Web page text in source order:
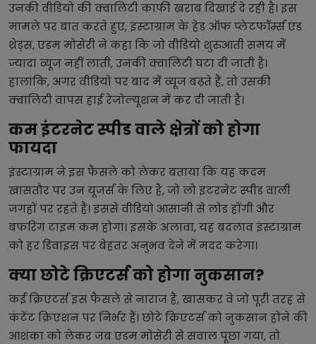
उनकी वीडियो की क्वालिटी काफी खराब दिखाई दे रही है। इस
मामले पर बात करते हुए, इंस्टाग्राम के हेड ऑफ प्लेटफॉर्म्स एंड
थ्रेड्स, एडम मोसेरी ने कहा कि जो वीडियो शुरुआती समय में
ज्यादा व्यूज नहीं लाती, उनकी क्वालिटी घटा दी जाती है।
हालांकि, अगर वीडियो पर बाद में व्यूज बढ़ते हैं, तो उसकी
क्वालिटी वापस हाई रेजोल्यूशन में कर दी जाती है।
कम इंटरनेट स्पीड वाले क्षेत्रों को होगा
फायदा
इंस्टाग्राम ने इस फैसले को लेकर बताया कि यह कदम
खासतौर पर उन यूजर्स के लिए है, जो लो इंटरनेट स्पीड वाली
जगहों पर रहते हैं। इससे वीडियो आसानी से लोड होंगी और
बफरिंग टाइम कम होगा। इसके अलावा, यह बदलाव इंस्टाग्राम
को हर डिवाइस पर बेहतर अनुभव देने में मदद करेगा।
क्या छोटे क्रिएटर्स को होगा नुकसान?
कई क्रिएटर्स इस फैसले से नाराज हैं, खासकर वे जो पूरी तरह से
कंटेंट क्रिएशन पर निर्भर हैं। छोटे क्रिएटर्स को नुकसान होने की
आशंका को लेकर जब एडम मोसेरी से सवाल पूछा गया, तो